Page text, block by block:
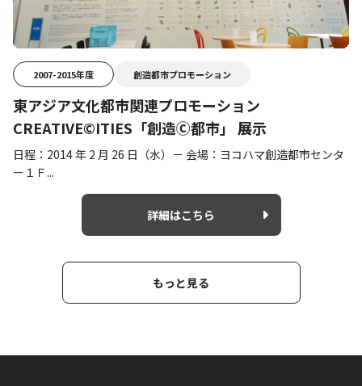
2007-2015年度 創造都市プロモーション
東アジア文化都市関連プロモーション
CREATIVE©ITIES「創造Ⓒ都市」 展示
日程：2014 年 2 月 26 日（水）－ 会場：ヨコハマ創造都市センタ
ー１Ｆ...
詳細はこちら
もっと見る